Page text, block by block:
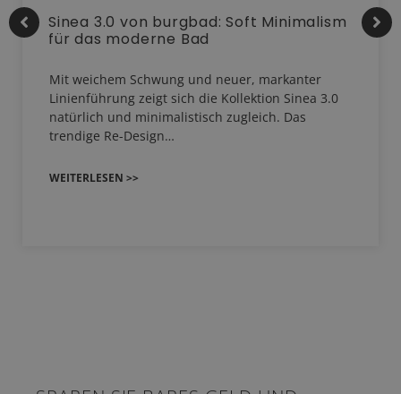
Sinea 3.0 von burgbad: Soft Minimalism
für das moderne Bad
Mit weichem Schwung und neuer, markanter
Linienführung zeigt sich die Kollektion Sinea 3.0
natürlich und minimalistisch zugleich. Das
trendige Re-Design…
WEITERLESEN >>